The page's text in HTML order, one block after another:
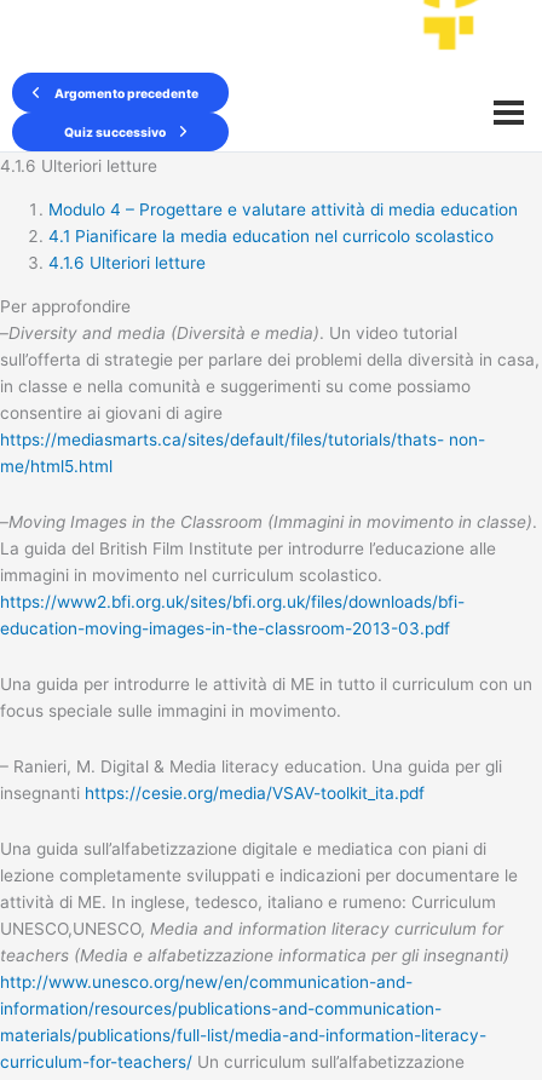
Argomento precedente
Quiz successivo
4.1.6 Ulteriori letture
Modulo 4 – Progettare e valutare attività di media education
4.1 Pianificare la media education nel curricolo scolastico
4.1.6 Ulteriori letture
Per approfondire
–Diversity and media (Diversità e media). Un video tutorial
sull’offerta di strategie per parlare dei problemi della diversità in casa,
in classe e nella comunità e suggerimenti su come possiamo
consentire ai giovani di agire
https://mediasmarts.ca/sites/default/files/tutorials/thats- non-
me/html5.html
–Moving Images in the Classroom (Immagini in movimento in classe).
La guida del British Film Institute per introdurre l’educazione alle
immagini in movimento nel curriculum scolastico.
https://www2.bfi.org.uk/sites/bfi.org.uk/files/downloads/bfi-
education-moving-images-in-the-classroom-2013-03.pdf
Una guida per introdurre le attività di ME in tutto il curriculum con un
focus speciale sulle immagini in movimento.
– Ranieri, M. Digital & Media literacy education. Una guida per gli
insegnanti https://cesie.org/media/VSAV-toolkit_ita.pdf
Una guida sull’alfabetizzazione digitale e mediatica con piani di
lezione completamente sviluppati e indicazioni per documentare le
attività di ME. In inglese, tedesco, italiano e rumeno: Curriculum
UNESCO,UNESCO, Media and information literacy curriculum for
teachers (Media e alfabetizzazione informatica per gli insegnanti)
http://www.unesco.org/new/en/communication-and-
information/resources/publications-and-communication-
materials/publications/full-list/media-and-information-literacy-
curriculum-for-teachers/ Un curriculum sull’alfabetizzazione